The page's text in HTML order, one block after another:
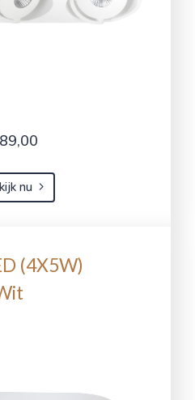
nu
(4X5W)
Prestatie